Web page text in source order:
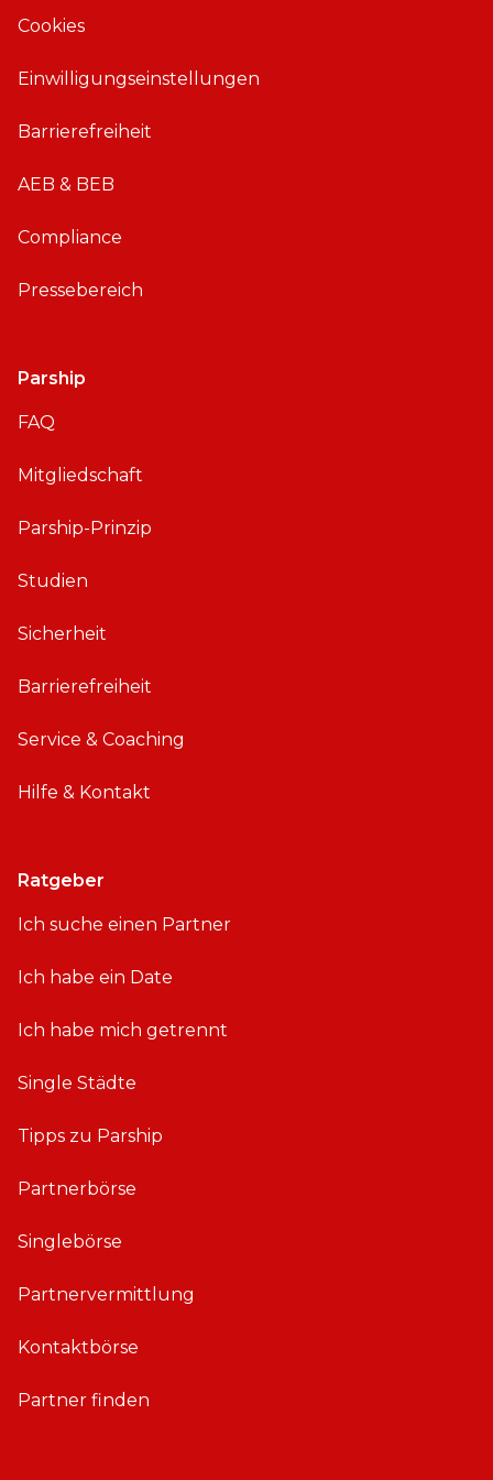
Cookies
Einwilligungseinstellungen
Barrierefreiheit
AEB & BEB
Compliance
Pressebereich
Parship
FAQ
Mitgliedschaft
Parship-Prinzip
Studien
Sicherheit
Barrierefreiheit
Service & Coaching
Hilfe & Kontakt
Ratgeber
Ich suche einen Partner
Ich habe ein Date
Ich habe mich getrennt
Single Städte
Tipps zu Parship
Partnerbörse
Singlebörse
Partnervermittlung
Kontaktbörse
Partner finden